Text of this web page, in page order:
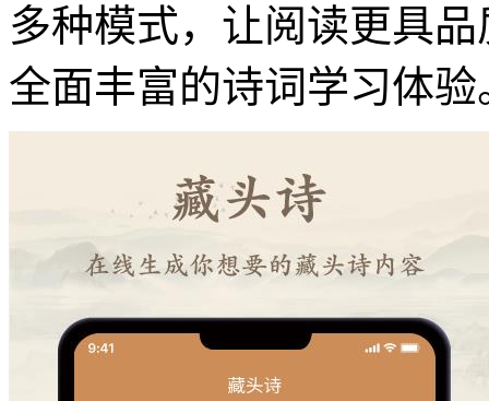
多种模式，让阅读更具
全面丰富的诗词学习体验